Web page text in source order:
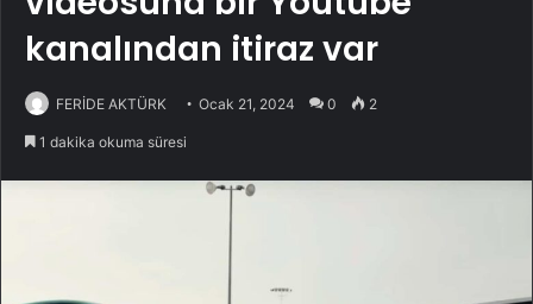
kanalından itiraz var
FERİDE AKTÜRK Ocak 21, 2024 0 2
1 dakika okuma süresi